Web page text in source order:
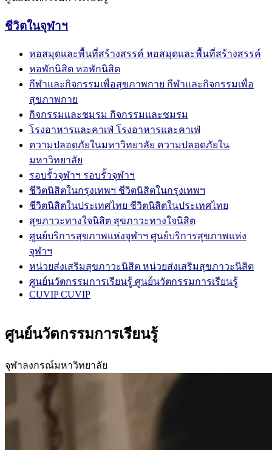
ชีวิตในจุฬาฯ
หอสมุดและพื้นที่สร้างสรรค์ หอสมุดและพื้นที่สร้างสรรค์
หอพักนิสิต หอพักนิสิต
กีฬาและกิจกรรมเพื่อสุขภาพกาย กีฬาและกิจกรรมเพื่อ
สุขภาพกาย
กิจกรรมและชมรม กิจกรรมและชมรม
โรงอาหารและคาเฟ่ โรงอาหารและคาเฟ่
ความปลอดภัยในมหาวิทยาลัย ความปลอดภัยใน
มหาวิทยาลัย
รอบรั้วจุฬาฯ รอบรั้วจุฬาฯ
ชีวิตนิสิตในกรุงเทพฯ ชีวิตนิสิตในกรุงเทพฯ
ชีวิตนิสิตในประเทศไทย ชีวิตนิสิตในประเทศไทย
สุขภาวะทางใจนิสิต สุขภาวะทางใจนิสิต
ศูนย์บริการสุขภาพแห่งจุฬาฯ ศูนย์บริการสุขภาพแห่ง
จุฬาฯ
หน่วยส่งเสริมสุขภาวะนิสิต หน่วยส่งเสริมสุขภาวะนิสิต
ศูนย์นวัตกรรมการเรียนรู้ ศูนย์นวัตกรรมการเรียนรู้
CUVIP CUVIP
ศูนย์นวัตกรรมการเรียนรู้
จุฬาลงกรณ์มหาวิทยาลัย